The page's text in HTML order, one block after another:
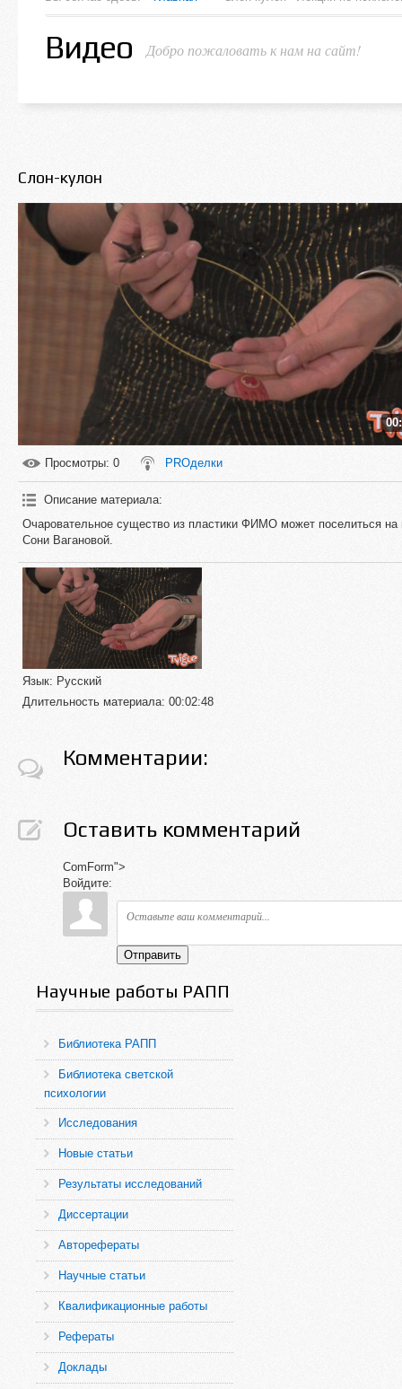
Видео Добро пожаловать к нам на сайт!
Слон-кулон
Просмотры: 0 PROделки
Описание материала:
Очаровательное существо из пластики ФИМО может поселиться на
Сони Вагановой.
Язык: Русский
Длительность материала: 00:02:48
Комментарии:
Оставить комментарий
ComForm">
Войдите:
Отправить
Научные работы РАПП
Библиотека РАПП
Библиотека светской
психологии
Исследования
Новые статьи
Результаты исследований
Диссертации
Авторефераты
Научные статьи
Квалификационные работы
Рефераты
Доклады